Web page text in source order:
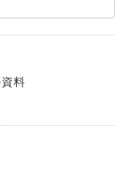
料